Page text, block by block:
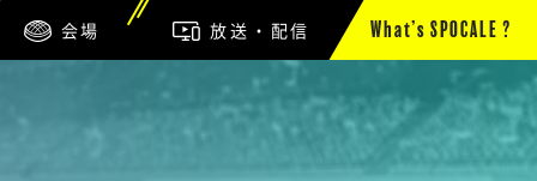
会場 放送・配信 What’s SPOCALE ?